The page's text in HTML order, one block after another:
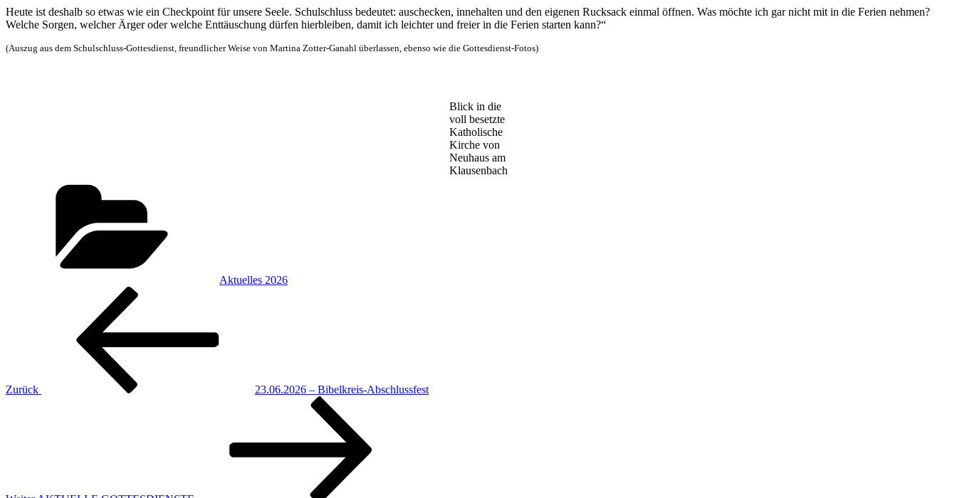
Heute ist deshalb so etwas wie ein Checkpoint für unsere Seele. Schulschluss bedeutet: auschecken, innehalten und den eigenen Rucksack einmal öffnen. Was möchte ich gar nicht mit in die Ferien nehmen?
Welche Sorgen, welcher Ärger oder welche Enttäuschung dürfen hierbleiben, damit ich leichter und freier in die Ferien starten kann?“
(Auszug aus dem Schulschluss-Gottesdienst, freundlicher Weise von Martina Zotter-Ganahl überlassen, ebenso wie die Gottesdienst-Fotos)
Blick in die
voll besetzte
Katholische
Kirche von
Neuhaus am
Klausenbach
Aktuelles 2026
Beitragsnavigation
Zurück
23.06.2026 – Bibelkreis-Abschlussfest